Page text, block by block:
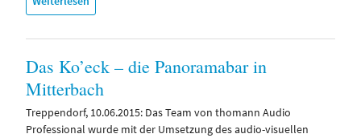
Das Ko’eck – die Panoramabar in
Mitterbach
Treppendorf, 10.06.2015: Das Team von thomann Audio
Professional wurde mit der Umsetzung des audio-visuellen